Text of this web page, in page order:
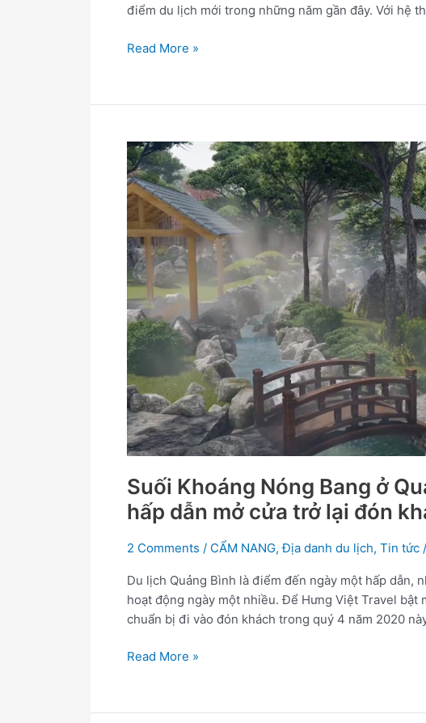
điểm du lịch mới trong những năm gần đây. Với hệ
Read More »
Suối Khoáng Nóng Bang ở
hấp dẫn mở cửa trở lại đón
2 Comments / CẨM NANG,Địa danh du lịch, Tin tức
Du lịch Quảng Bình là điểm đến ngày một hấp dẫn,
hoạt động ngày một nhiều. Để Hưng Việt Travel bật
chuẩn bị đi vào đón khách trong quý 4 năm 2020
Suối
Khoáng
Nóng
Bang
ở
Quảng
Bình
–
Điểm
du
lịch
hấp
dẫn
mở
cửa
trở
lại
đón
khách
Read More »